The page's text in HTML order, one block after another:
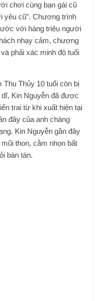
chơi cùng bạn gái cũ
yêu cũ”. Chương trình
với hàng triệu người
nhạy cảm, chương
phải xác minh độ tuổi
Thu Thủy 10 tuổi còn bị
Kin Nguyễn đã được
trai từ khi xuất hiện tại
đây của anh chàng
Kin Nguyễn gần đây
thon, cằm nhọn bất
bàn tán.